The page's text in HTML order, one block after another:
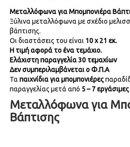
Μεταλλόφωνα για Μπομπονιέρα
Ξύλινα μεταλλόφωνα με σχέδιο
βάπτισης.
Οι διαστάσεις του είναι 10 x 21 εκ.
Η τιμή αφορά το ένα τεμάχιο.
Ελάχιστη παραγγελία 30 τεμαχίων
Δεν συμπεριλαμβάνεται ο Φ.Π.Α
Τα παιχνίδια για μπομπονιέρες
παραγγελίας μετά από 5 – 7
Μεταλλόφωνα για
Βάπτισης